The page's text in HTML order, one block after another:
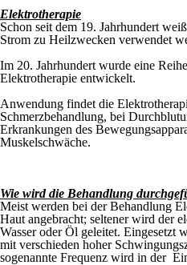
Elektrotherapie
Schon seit dem 19. Jahrhundert
Strom zu Heilzwecken verwendet
Im 20. Jahrhundert wurde eine
Elektrotherapie entwickelt.
Anwendung findet die
Schmerzbehandlung, bei
Erkrankungen des
Muskelschwäche.
Wie wird die Behandlung
Meist werden bei der Behandlung
Haut angebracht; seltener wird der
Wasser oder Öl geleitet. Eingesetzt
mit verschieden hoher
sogenannte Frequenz wird in der